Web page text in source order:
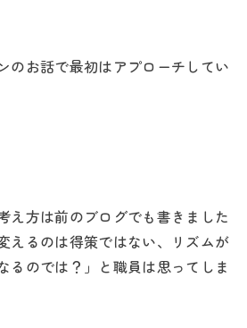
のお話で最初はアプローチしてい
え方は前のブログでも書きました
えるのは得策ではない、リズムが
るのでは？」と職員は思ってしま